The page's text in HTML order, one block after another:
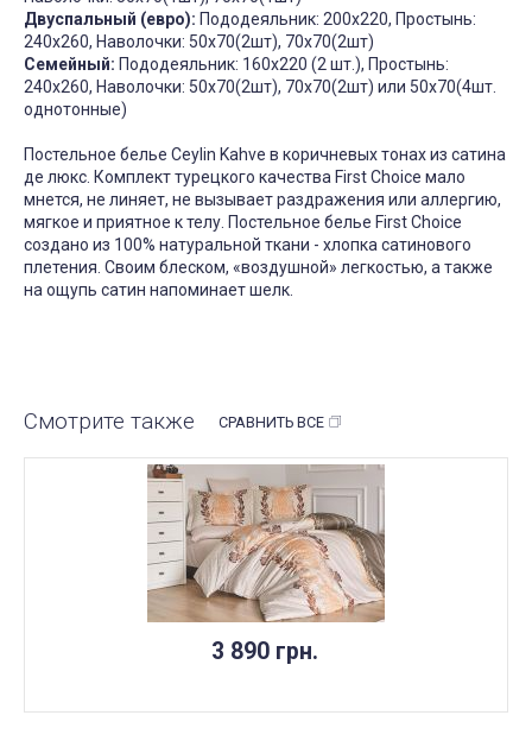
Двуспальный (евро): Пододеяльник: 200х220, Простынь:
240х260, Наволочки: 50х70(2шт), 70х70(2шт)
Семейный: Пододеяльник: 160х220 (2 шт.), Простынь:
240х260, Наволочки: 50х70(2шт), 70х70(2шт) или 50х70(4шт.
однотонные)
Постельное белье Ceylin Kahve в коричневых тонах из сатина
де люкс. Комплект турецкого качества First Сhoice мало
мнется, не линяет, не вызывает раздражения или аллергию,
мягкое и приятное к телу. Постельное белье First Choice
создано из 100% натуральной ткани - хлопка сатинового
плетения. Своим блеском, «воздушной» легкостью, а также
на ощупь сатин напоминает шелк.
Смотрите также СРАВНИТЬ ВСЕ
3 890 грн.